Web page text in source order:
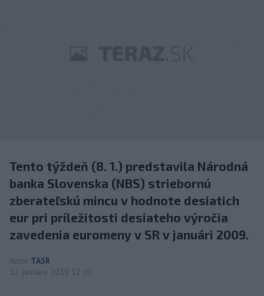
Tento týždeň (8. 1.) predstavila Národná
banka Slovenska (NBS) striebornú
zberateľskú mincu v hodnote desiatich
eur pri príležitosti desiateho výročia
zavedenia euromeny v SR v januári 2009.
Autor TASR
12. januára 2019 12:10